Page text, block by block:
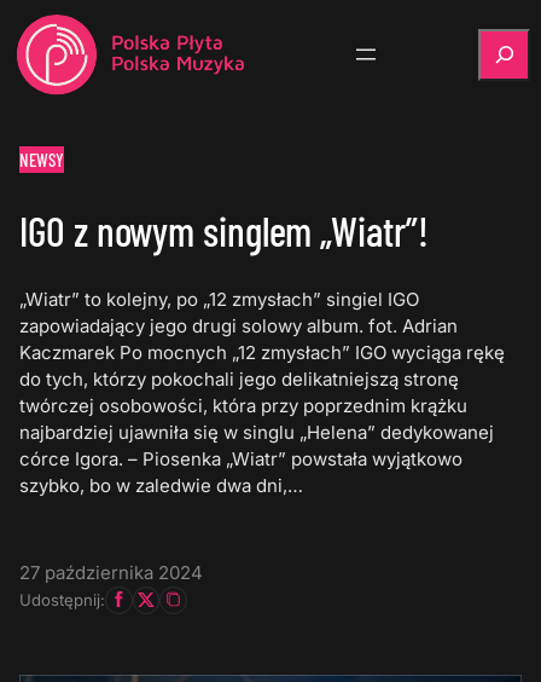
NEWSY
IGO z nowym singlem „Wiatr”!
„Wiatr” to kolejny, po „12 zmysłach” singiel IGO
zapowiadający jego drugi solowy album. fot. Adrian
Kaczmarek Po mocnych „12 zmysłach” IGO wyciąga rękę
do tych, którzy pokochali jego delikatniejszą stronę
twórczej osobowości, która przy poprzednim krążku
najbardziej ujawniła się w singlu „Helena” dedykowanej
córce Igora. – Piosenka „Wiatr” powstała wyjątkowo
szybko, bo w zaledwie dwa dni,…
27 października 2024
Udostępnij: